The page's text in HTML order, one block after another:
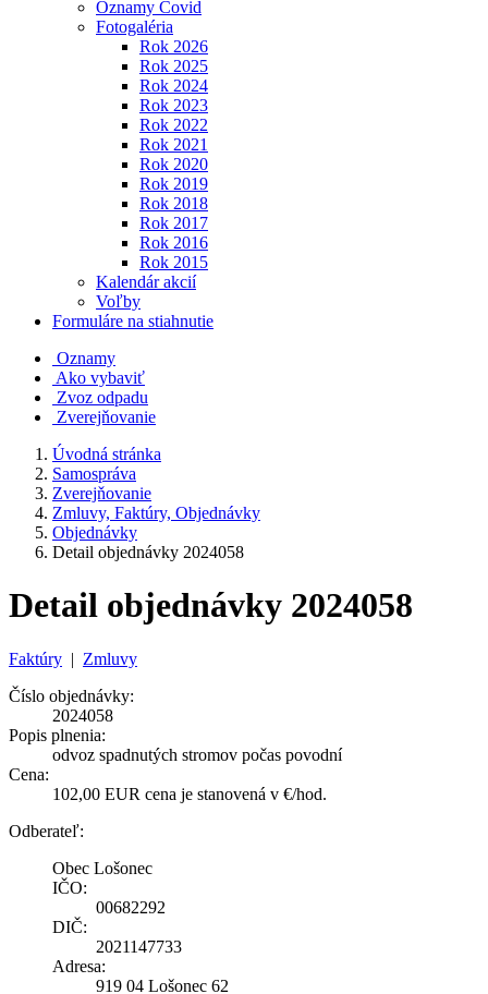
Oznamy Covid
Fotogaléria
Rok 2026
Rok 2025
Rok 2024
Rok 2023
Rok 2022
Rok 2021
Rok 2020
Rok 2019
Rok 2018
Rok 2017
Rok 2016
Rok 2015
Kalendár akcií
Voľby
Formuláre na stiahnutie
Oznamy
Ako vybaviť
Zvoz odpadu
Zverejňovanie
Úvodná stránka
Samospráva
Zverejňovanie
Zmluvy, Faktúry, Objednávky
Objednávky
Detail objednávky 2024058
Detail objednávky 2024058
Faktúry | Zmluvy
Číslo objednávky:
2024058
Popis plnenia:
odvoz spadnutých stromov počas povodní
Cena:
102,00 EUR cena je stanovená v €/hod.
Odberateľ:
Obec Lošonec
IČO:
00682292
DIČ:
2021147733
Adresa:
919 04 Lošonec 62